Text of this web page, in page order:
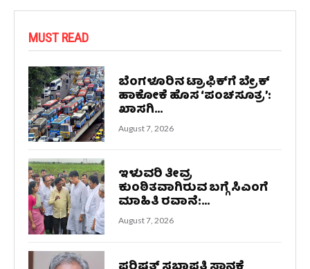
MUST READ
ಬೆಂಗಳೂರಿನ ಟ್ರಾಫಿಕ್‌ಗೆ ಬ್ರೇಕ್
ಹಾಕೋಕೆ ಹೊಸ ‘ಪಂಚಸೂತ್ರ’:
ಖಾಸಗಿ...
August 7, 2026
ಇಳುವರಿ ತೀವ್ರ
ಕುಂಠಿತವಾಗಿರುವ ಬಗ್ಗೆ ಸಿಎಂಗೆ
ಮಾಹಿತಿ ರವಾನೆ:...
August 7, 2026